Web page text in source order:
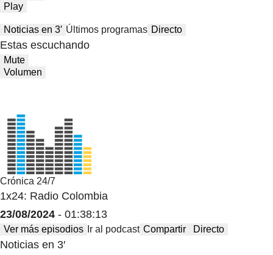
Play
Noticias en 3′ Últimos programas Directo
Estas escuchando
Mute
Volumen
Crónica 24/7
1x24: Radio Colombia
23/08/2024 - 01:38:13
Ver más episodios Ir al podcast Compartir Directo
Noticias en 3′